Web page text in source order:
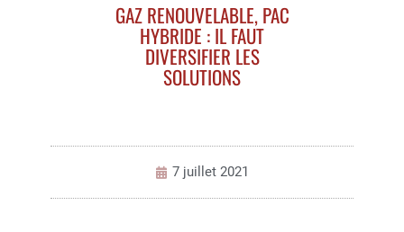
GAZ RENOUVELABLE, PAC
HYBRIDE : IL FAUT
DIVERSIFIER LES
SOLUTIONS
7 juillet 2021